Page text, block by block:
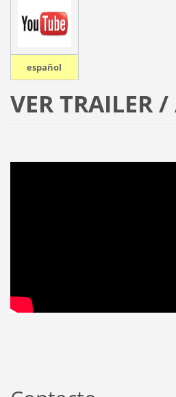
español
VER TRAILER